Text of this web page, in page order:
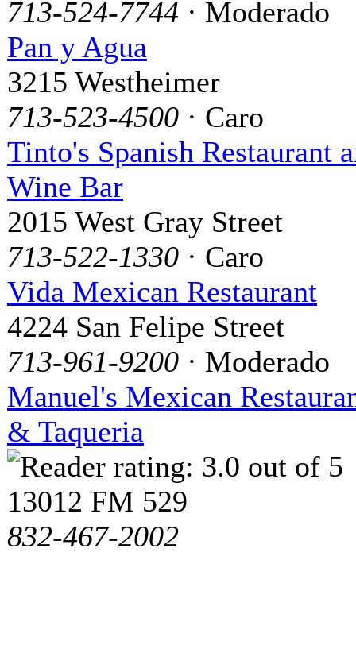
713-524-7744 · Moderado
Pan y Agua
3215 Westheimer
713-523-4500 · Caro
Tinto's Spanish Restaurant
Wine Bar
2015 West Gray Street
713-522-1330 · Caro
Vida Mexican Restaurant
4224 San Felipe Street
713-961-9200 · Moderado
Manuel's Mexican
& Taqueria
13012 FM 529
832-467-2002